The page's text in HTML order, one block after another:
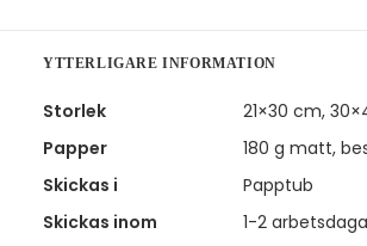
YTTERLIGARE INFORMATION
Storlek
21×30 cm,
Papper
180 g matt,
Skickas i
Papptub
Skickas inom
1-2